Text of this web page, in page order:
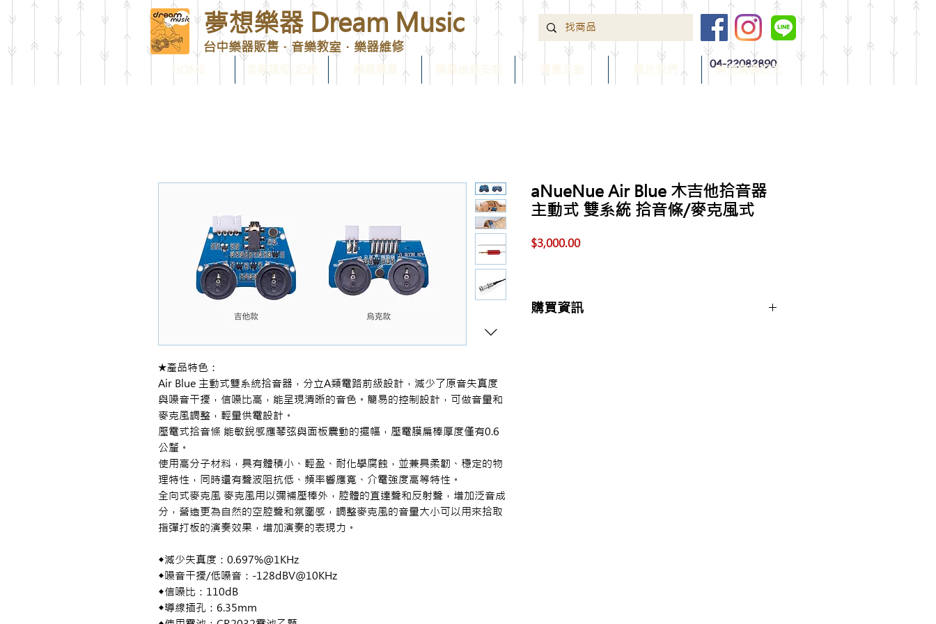
夢想樂器 Dream Music
台中樂器販售．音樂教室．樂器維修
04-22082890
音樂課程/紀錄 樂器購買 樂器維修安裝 關於我們 夢想精選好文
★產品特色：
Air Blue 主動式雙系統拾音器，分立A類電路前級設計，減少了原音失真度
與噪音干擾，信噪比高，能呈現清晰的音色。簡易的控制設計，可做音量和
麥克風調整，輕量供電設計。
壓電式拾音條 能敏銳感應琴弦與面板震動的擺幅，壓電膜扁棒厚度僅有0.6
公釐。
使用高分子材料，具有體積小、輕盈、耐化學腐蝕，並兼具柔韌、穩定的物
理特性，同時還有聲波阻抗低、頻率響應寬、介電強度高等特性。
全向式麥克風 麥克風用以彌補壓棒外，腔體的直達聲和反射聲，增加泛音成
分，營造更為自然的空腔聲和氛圍感，調整麥克風的音量大小可以用來拾取
指彈打板的演奏效果，增加演奏的表現力。
◆減少失真度：0.697%@1KHz
◆噪音干擾/低噪音：-128dBV@10KHz
◆信噪比：110dB
◆導線插孔：6.35mm
aNueNue Air Blue 木吉他拾音器
主動式 雙系統 拾音條/麥克風式
$3,000.00價
購買資訊